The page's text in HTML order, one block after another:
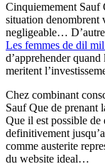
Cinquiemement Sauf
situation denombrent
negligeable…
Les femmes de dil
d’apprehender quand
meritent
Chez combinant
Sauf Que de prenant
Que il est possible
definitivement
comme austerite
du website ideal…